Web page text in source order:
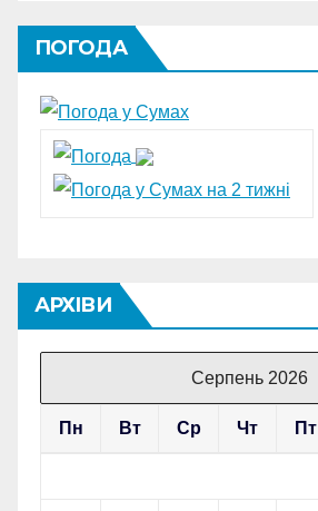
ПОГОДА
АРХІВИ
Серпень 2026
Пн Вт Ср Чт Пт